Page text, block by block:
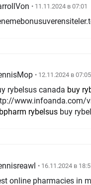
• 11.11.2024 в 07:01
• 12.11.2024 в 07:05
rybelsus canada buy
www.infoanda.com/
rybelsus buy
• 16.11.2024 в
online pharmacies in